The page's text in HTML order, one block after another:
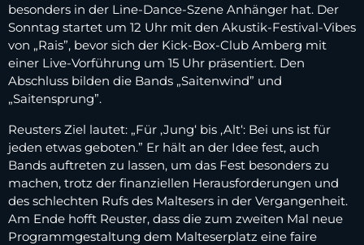
besonders in der Line-Dance-Szene Anhänger hat. Der
Sonntag startet um 12 Uhr mit den Akustik-Festival-Vibes
von „Rais”, bevor sich der Kick-Box-Club Amberg mit
einer Live-Vorführung um 15 Uhr präsentiert. Den
Abschluss bilden die Bands „Saitenwind” und
„Saitensprung”.
Reusters Ziel lautet: „Für ‚Jung‘ bis ‚Alt‘: Bei uns ist für
jeden etwas geboten.” Er hält an der Idee fest, auch
Bands auftreten zu lassen, um das Fest besonders zu
machen, trotz der finanziellen Herausforderungen und
des schlechten Rufs des Maltesers in der Vergangenheit.
Am Ende hofft Reuster, dass die zum zweiten Mal neue
Programmgestaltung dem Malteserplatz eine faire